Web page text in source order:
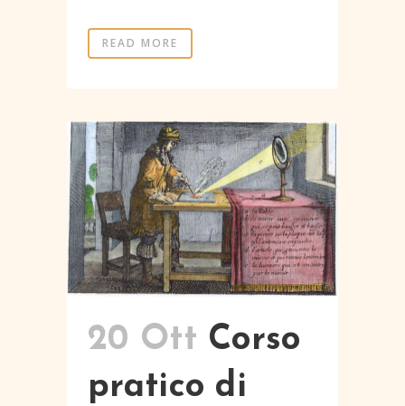
READ MORE
20 Ott Corso
pratico di